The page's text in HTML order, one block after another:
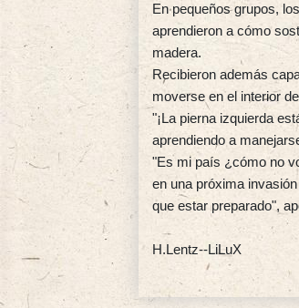
En pequeños grupos,
aprendieron a cómo
madera.
Recibieron además
moverse en el interior
"¡La pierna izquierda
aprendiendo a
"Es mi país ¿cómo no
en una próxima
que estar preparado",
H.Lentz--LiLuX